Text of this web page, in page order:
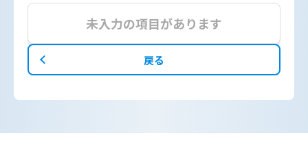
未入力の項目があります
戻る